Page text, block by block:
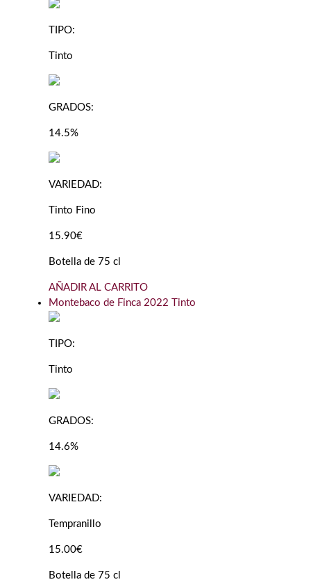
TIPO:
Tinto
GRADOS:
14.5%
VARIEDAD:
Tinto Fino
15.90€
Botella de 75 cl
AÑADIR AL CARRITO
Montebaco de Finca 2022 Tinto
TIPO:
Tinto
GRADOS:
14.6%
VARIEDAD:
Tempranillo
15.00€
Botella de 75 cl